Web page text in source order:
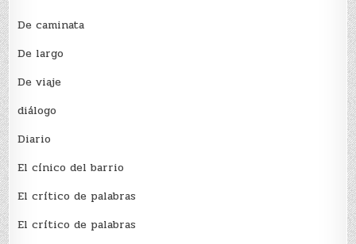
De caminata
De largo
De viaje
diálogo
Diario
El cínico del barrio
El crí­tico de palabras
El crí­tico de palabras